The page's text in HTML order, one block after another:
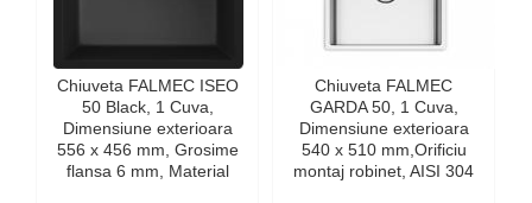
Chiuveta FALMEC ISEO
50 Black, 1 Cuva,
Dimensiune exterioara
556 x 456 mm, Grosime
flansa 6 mm, Material
Chiuveta FALMEC
GARDA 50, 1 Cuva,
Dimensiune exterioara
540 x 510 mm,Orificiu
montaj robinet, AISI 304